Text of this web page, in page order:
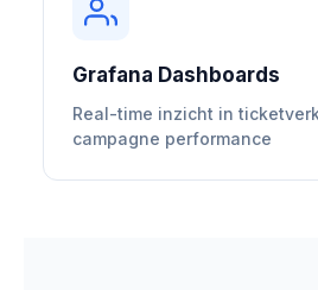
Grafana Dashboards
Real-time inzicht in
campagne performance